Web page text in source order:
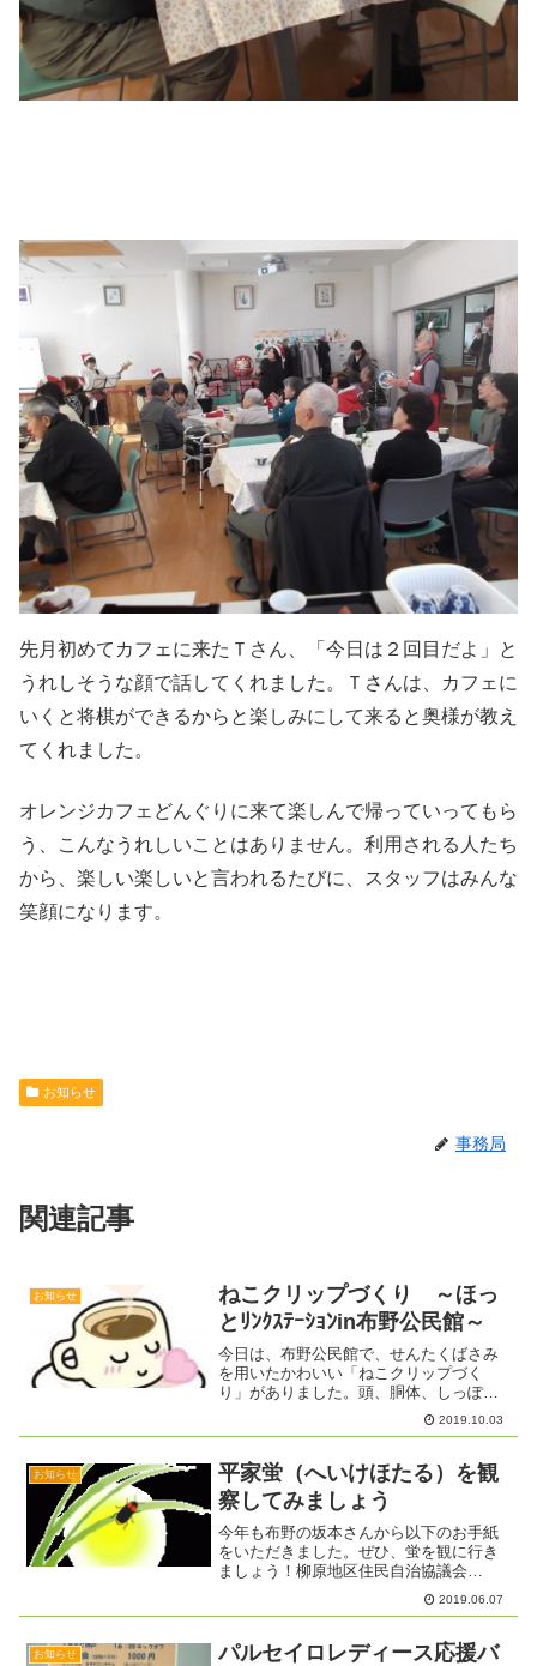
先月初めてカフェに来たＴさん、「今日は２回目だよ」と
うれしそうな顔で話してくれました。Ｔさんは、カフェに
いくと将棋ができるからと楽しみにして来ると奥様が教え
てくれました。
オレンジカフェどんぐりに来て楽しんで帰っていってもら
う、こんなうれしいことはありません。利用される人たち
から、楽しい楽しいと言われるたびに、スタッフはみんな
笑顔になります。
お知らせ
事務局
関連記事
お知らせ
ねこクリップづくり ～ほっ
とﾘﾝｸｽﾃｰｼｮﾝin布野公民館～
今日は、布野公民館で、せんたくばさみ
を用いたかわいい「ねこクリップづく
り」がありました。頭、胴体、しっぽ
と、それぞれ布を型どり縫って、ねこの
形に仕上げていくのですが、とても細か
な顔で作っていましたが、話題...
2019.10.03
お知らせ
平家蛍（へいけほたる）を観
察してみましょう
今年も布野の坂本さんから以下のお手紙
をいただきました。ぜひ、蛍を観に行き
ましょう！柳原地区住民自治協議会
様
令和元年６月吉日平家
う ...
2019.06.07
お知らせ
パルセイロレディース応援バ